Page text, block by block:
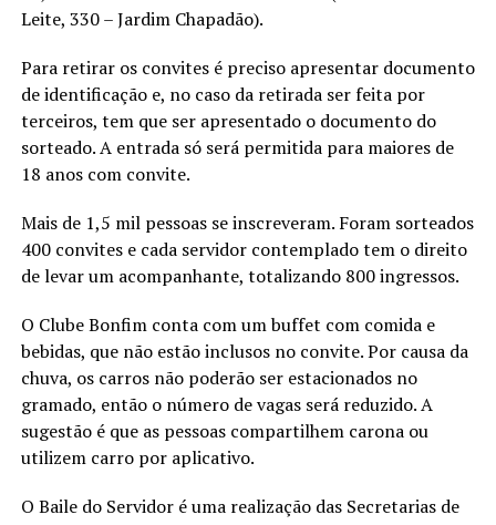
Leite, 330 – Jardim Chapadão).
Para retirar os convites é preciso apresentar documento
de identificação e, no caso da retirada ser feita por
terceiros, tem que ser apresentado o documento do
sorteado. A entrada só será permitida para maiores de
18 anos com convite.
Mais de 1,5 mil pessoas se inscreveram. Foram sorteados
400 convites e cada servidor contemplado tem o direito
de levar um acompanhante, totalizando 800 ingressos.
O Clube Bonfim conta com um buffet com comida e
bebidas, que não estão inclusos no convite. Por causa da
chuva, os carros não poderão ser estacionados no
gramado, então o número de vagas será reduzido. A
sugestão é que as pessoas compartilhem carona ou
utilizem carro por aplicativo.
O Baile do Servidor é uma realização das Secretarias de